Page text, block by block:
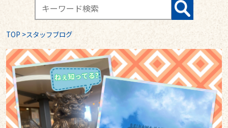
TOP >スタッフブログ